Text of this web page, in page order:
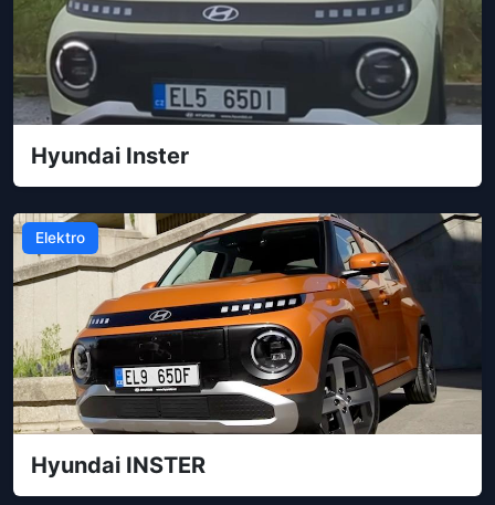
Hyundai Inster
Elektro
Hyundai INSTER